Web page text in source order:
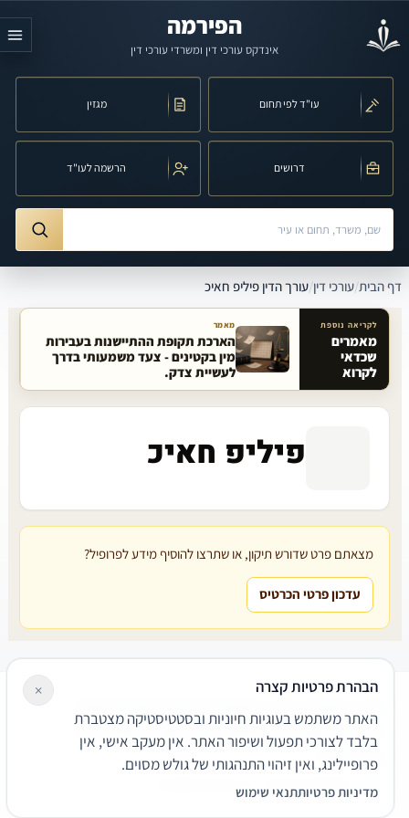
הפירמה
אינדקס עורכי דין ומשרדי עורכי דין
עו"ד לפי תחום מגזין
דרושים הרשמה לעו"ד
חיפוש לפי שם, משרד, תחום משפט או עיר
דף הבית/עורכי דין/עורך הדין פיליפ חאיכ
מאמרים קשורים באתר
לקריאה נוספת
מאמרים
שכדאי
לקרוא
מאמר
הארכת תקופת ההתיישנות בעבירות
מין בקטינים - צעד משמעותי בדרך
לעשיית צדק.
פיליפ חאיכ
מצאתם פרט שדורש תיקון, או שתרצו להוסיף מידע לפרופיל?
עדכון פרטי הכרטיס
שירותים משפטיים
דרושים צור קשר נגישותפרטיות
תנאי שימוש
© 2026 הפירמה. כל הזכויות שמורות.
הבהרת פרטיות קצרה
האתר משתמש בעוגיות חיוניות ובסטטיסטיקה מצטברת
בלבד לצורכי תפעול ושיפור האתר. אין מעקב אישי, אין
פרופיילינג, ואין זיהוי התנהגותי של גולש מסוים.
מדיניות פרטיותתנאי שימוש
×